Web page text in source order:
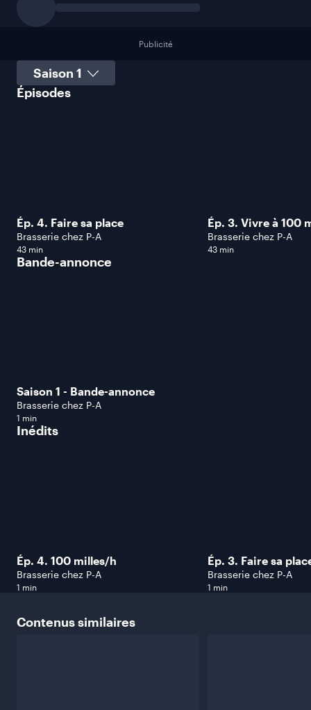
Publicité
Sélectionner une saison
Épisodes
Ép. 4. Faire sa place
Brasserie chez P-A
43 min
Ép. 3. Vivre à 100
Brasserie chez P-A
43 min
Bande-annonce
Saison 1 - Bande-annonce
Brasserie chez P-A
1 min
Inédits
Ép. 4. 100 milles/h
Brasserie chez P-A
1 min
Ép. 3. Faire sa
Brasserie chez P-A
1 min
Contenussimilaires